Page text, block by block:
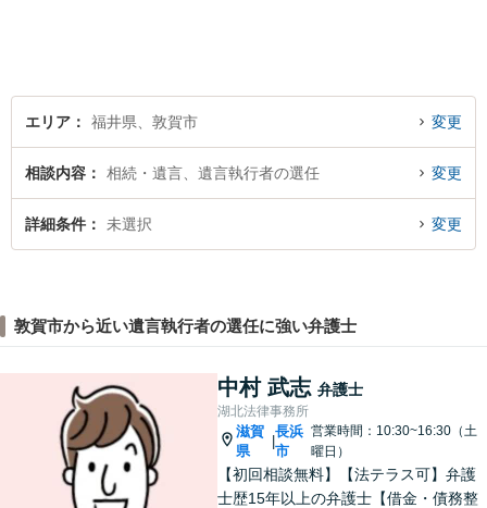
エリア 福井県、敦賀市 変更
相談内容 相続・遺言、遺言執行者の選任 変更
詳細条件 未選択 変更
敦賀市から近い遺言執行者の選任に強い弁護士
中村 武志 弁護士
湖北法律事務所
滋賀
県
|
長浜
市
営業時間：10:30~16:30（土
曜日）
【初回相談無料】【法テラス可】弁護
士歴15年以上の弁護士【借金・債務整